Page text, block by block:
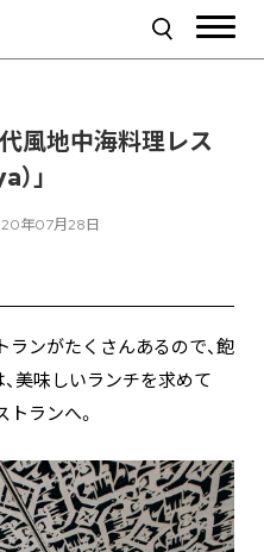
風地中海料理レス
」
年07月28日
ンがたくさんあるので、飽
美味しいランチを求めて
トランへ。